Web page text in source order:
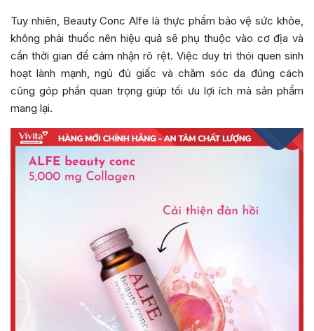
Tuy nhiên, Beauty Conc Alfe là thực phẩm bảo vệ sức khỏe,
không phải thuốc nên hiệu quả sẽ phụ thuộc vào cơ địa và
cần thời gian để cảm nhận rõ rệt. Việc duy trì thói quen sinh
hoạt lành mạnh, ngủ đủ giấc và chăm sóc da đúng cách
cũng góp phần quan trọng giúp tối ưu lợi ích mà sản phẩm
mang lại.